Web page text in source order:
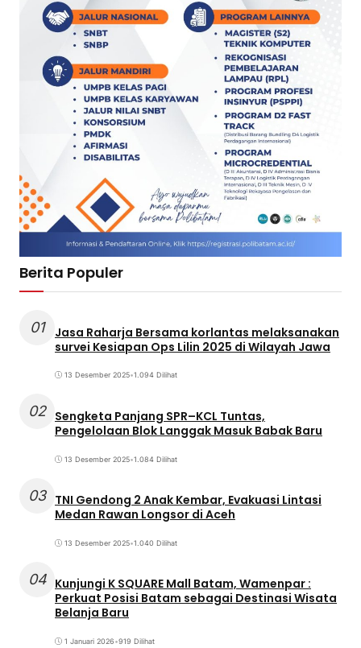
Berita Populer
01
Jasa Raharja Bersama korlantas melaksanakan
survei Kesiapan Ops Lilin 2025 di Wilayah Jawa
13 Desember 2025•1.094 Dilihat
02 Sengketa Panjang SPR–KCL Tuntas,
Pengelolaan Blok Langgak Masuk Babak Baru
13 Desember 2025•1.084 Dilihat
03 TNI Gendong 2 Anak Kembar, Evakuasi Lintasi
Medan Rawan Longsor di Aceh
13 Desember 2025•1.040 Dilihat
04 Kunjungi K SQUARE Mall Batam, Wamenpar :
Perkuat Posisi Batam sebagai Destinasi Wisata
Belanja Baru
1 Januari 2026•919 Dilihat